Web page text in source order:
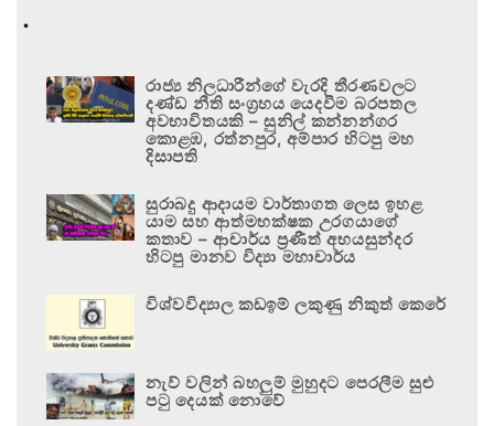
.
රාජ්‍ය නිලධාරීන්ගේ වැරදි තීරණවලට
දණ්ඩ නීති සංග්‍රහය යෙදවීම බරපතල
අවභාවිතයකි – සුනිල් කන්නන්ගර
කොළඹ, රත්නපුර, අම්පාර හිටපු මහ
දිසාපති
සුරාබදු ආදායම වාර්තාගත ලෙස ඉහළ
යාම සහ ආත්මභක්ෂක උරගයාගේ
කතාව – ආචාර්ය ප්‍රණීත් අභයසුන්දර
හිටපු මානව විද්‍යා මහාචාර්ය
විශ්වවිද්‍යාල කඩඉම් ලකුණු නිකුත් කෙරේ
නැව් වලින් බහලුම් මුහුදට පෙරලීම සුළු
පටු දෙයක් නොවේ